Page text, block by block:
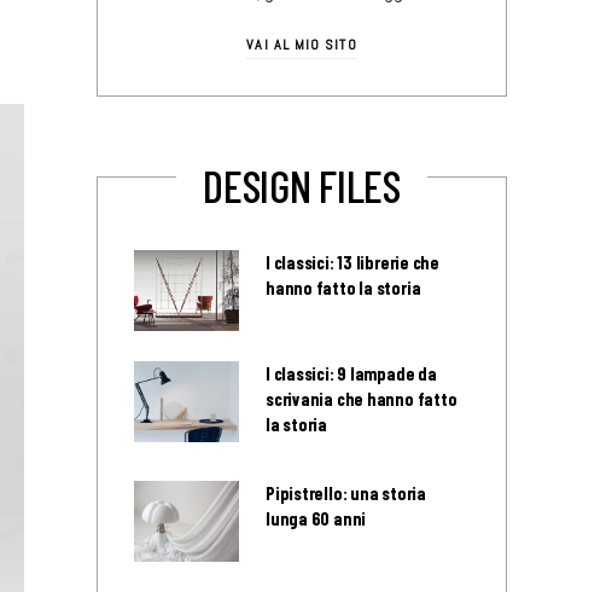
VAI AL MIO SITO
DESIGN FILES
I classici: 13 librerie che
hanno fatto la storia
I classici: 9 lampade da
scrivania che hanno fatto
la storia
Pipistrello: una storia
lunga 60 anni